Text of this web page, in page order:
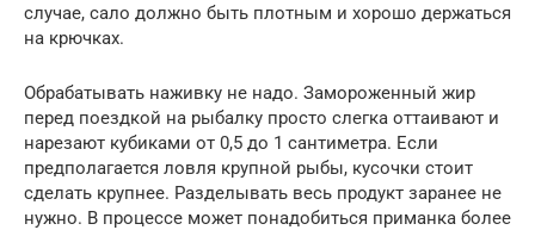
случае, сало должно быть плотным и хорошо держаться
на крючках.
Обрабатывать наживку не надо. Замороженный жир
перед поездкой на рыбалку просто слегка оттаивают и
нарезают кубиками от 0,5 до 1 сантиметра. Если
предполагается ловля крупной рыбы, кусочки стоит
сделать крупнее. Разделывать весь продукт заранее не
нужно. В процессе может понадобиться приманка более